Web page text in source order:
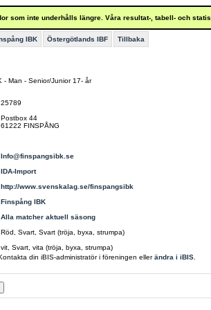
som inte underhålls längre. Våra resultat-, tabell- och
IBK Östergötlands IBF Tillbaka
- Man - Senior/Junior 17- år
25789
Postbox 44
61222 FINSPÅNG
Info@finspangsibk.se
IDA-Import
http://www.svenskalag.se/finspangsibk
Finspång IBK
Alla matcher aktuell säsong
Röd, Svart, Svart (tröja, byxa, strumpa)
vit, Svart, vita (tröja, byxa, strumpa)
din iBIS-administratör i föreningen ellerändra i iBIS